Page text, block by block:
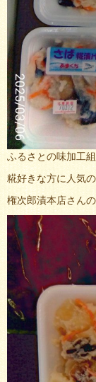
ふるさとの味加工
糀好きな方に人気
権次郎漬本店さん